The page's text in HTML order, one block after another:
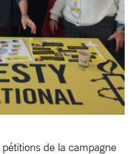
de la campagne